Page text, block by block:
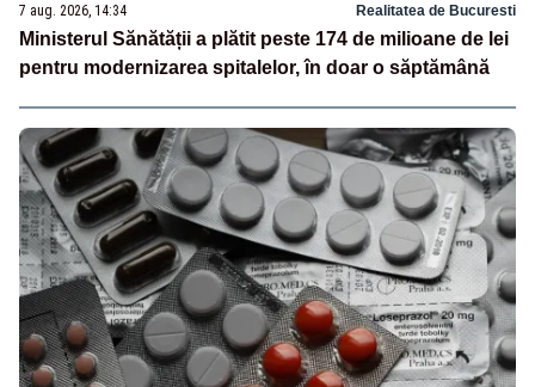
7 aug. 2026, 14:34 Realitatea de Bucuresti
Ministerul Sănătății a plătit peste 174 de milioane de lei
pentru modernizarea spitalelor, în doar o săptămână